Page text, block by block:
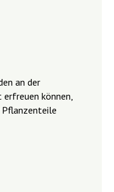
an der
können,